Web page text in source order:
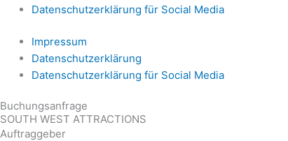
Datenschutzerklärung für Social Media
Impressum
Datenschutzerklärung
Datenschutzerklärung für Social Media
Buchungsanfrage
SOUTH WEST ATTRACTIONS
Auftraggeber